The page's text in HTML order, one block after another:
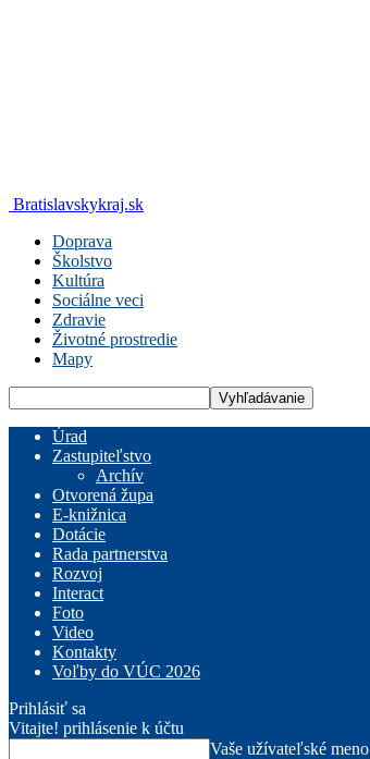
Bratislavskykraj.sk
Doprava
Školstvo
Kultúra
Sociálne veci
Zdravie
Životné prostredie
Mapy
Úrad
Zastupiteľstvo
Archív
Otvorená župa
E-knižnica
Dotácie
Rada partnerstva
Rozvoj
Interact
Foto
Video
Kontakty
Voľby do VÚC 2026
Prihlásiť sa
Vitajte! prihlásenie k účtu
Vaše užívateľské meno